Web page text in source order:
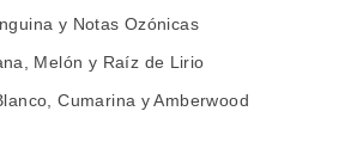
y Notas Ozónicas
Melón y Raíz de Lirio
Cumarina y Amberwood